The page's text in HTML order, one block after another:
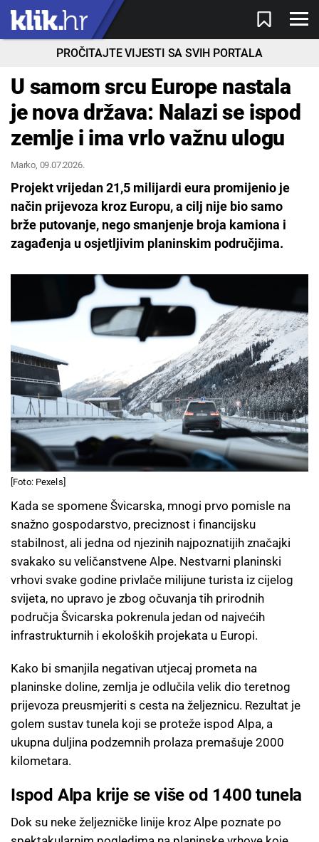
PROČITAJTE VIJESTI SA SVIH PORTALA
U samom srcu Europe nastala
je nova država: Nalazi se ispod
zemlje i ima vrlo važnu ulogu
Marko, 09.07.2026.
Projekt vrijedan 21,5 milijardi eura promijenio je
način prijevoza kroz Europu, a cilj nije bio samo
brže putovanje, nego smanjenje broja kamiona i
zagađenja u osjetljivim planinskim područjima.
[Foto: Pexels]
Kada se spomene Švicarska, mnogi prvo pomisle na
snažno gospodarstvo, preciznost i financijsku
stabilnost, ali jedna od njezinih najpoznatijih značajki
svakako su veličanstvene Alpe. Nestvarni planinski
vrhovi svake godine privlače milijune turista iz cijelog
svijeta, no upravo je zbog očuvanja tih prirodnih
područja Švicarska pokrenula jedan od najvećih
infrastrukturnih i ekoloških projekata u Europi.
Kako bi smanjila negativan utjecaj prometa na
planinske doline, zemlja je odlučila velik dio teretnog
prijevoza preusmjeriti s cesta na željeznicu. Rezultat je
golem sustav tunela koji se proteže ispod Alpa, a
ukupna duljina podzemnih prolaza premašuje 2000
kilometara.
Ispod Alpa krije se više od 1400 tunela
Dok su neke željezničke linije kroz Alpe poznate po